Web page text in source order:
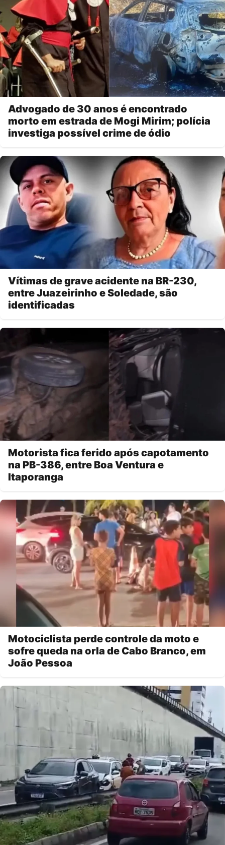
Advogado de 30 anos é encontrado
morto em estrada de Mogi Mirim; polícia
investiga possível crime de ódio
Vítimas de grave acidente na BR-230,
entre Juazeirinho e Soledade, são
identificadas
Motorista fica ferido após capotamento
na PB-386, entre Boa Ventura e
Itaporanga
Motociclista perde controle da moto e
sofre queda na orla de Cabo Branco, em
João Pessoa